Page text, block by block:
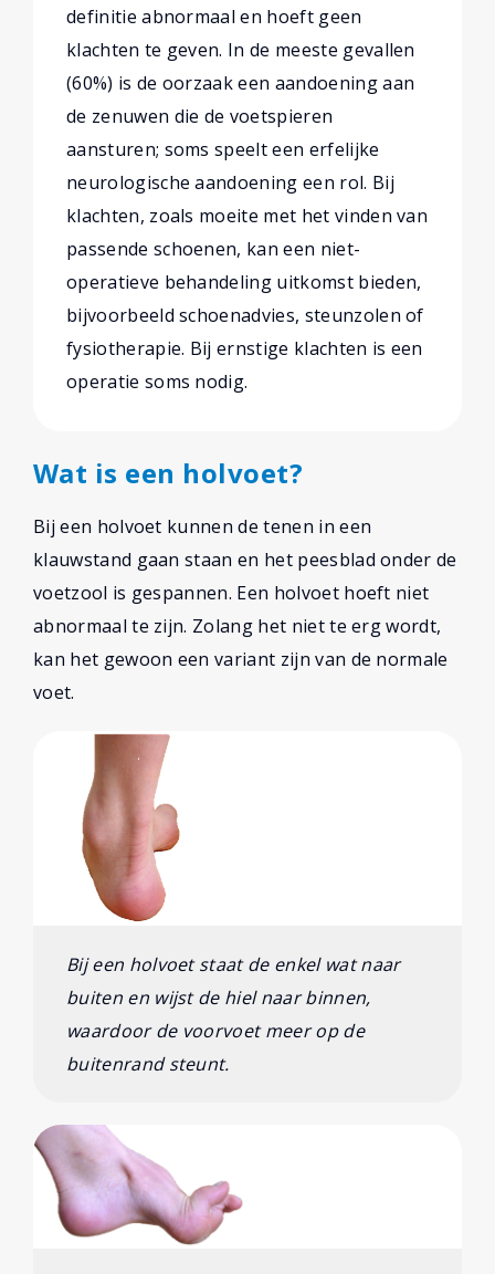
definitie abnormaal en hoeft geen
klachten te geven. In de meeste gevallen
(60%) is de oorzaak een aandoening aan
de zenuwen die de voetspieren
aansturen; soms speelt een erfelijke
neurologische aandoening een rol. Bij
klachten, zoals moeite met het vinden van
passende schoenen, kan een niet-
operatieve behandeling uitkomst bieden,
bijvoorbeeld schoenadvies, steunzolen of
fysiotherapie. Bij ernstige klachten is een
operatie soms nodig.
Wat is een holvoet?
Bij een holvoet kunnen de tenen in een
klauwstand gaan staan en het peesblad onder de
voetzool is gespannen. Een holvoet hoeft niet
abnormaal te zijn. Zolang het niet te erg wordt,
kan het gewoon een variant zijn van de normale
voet.
Bij een holvoet staat de enkel wat naar
buiten en wijst de hiel naar binnen,
waardoor de voorvoet meer op de
buitenrand steunt.